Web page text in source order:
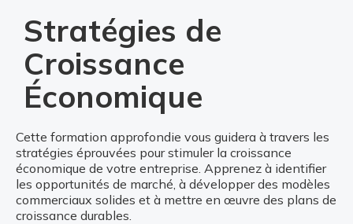
Stratégies de
Croissance
Économique
Cette formation approfondie vous guidera à travers les
stratégies éprouvées pour stimuler la croissance
économique de votre entreprise. Apprenez à identifier
les opportunités de marché, à développer des modèles
commerciaux solides et à mettre en œuvre des plans de
croissance durables.